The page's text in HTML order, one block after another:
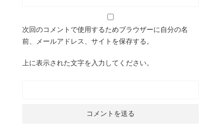
次回のコメントで使用するためブラウザーに自分の名
前、メールアドレス、サイトを保存する。
上に表示された文字を入力してください。